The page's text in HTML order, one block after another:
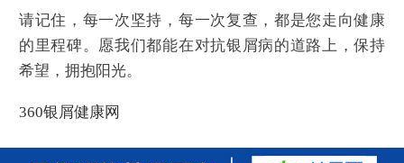
请记住，每一次坚持，每一次复查，都是您走向健康
的里程碑。愿我们都能在对抗银屑病的道路上，保持
希望，拥抱阳光。
360银屑健康网